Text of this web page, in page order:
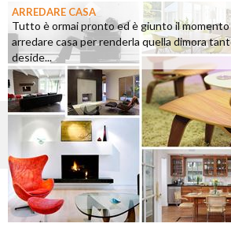
ARREDARE CASA
Tutto è ormai pronto ed è giunto il momento
arredare casa per renderla quella dimora
deside...
©2026 - casapratica.org - p.iva 03338800984